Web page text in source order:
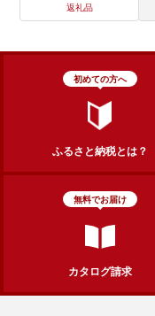
返礼品
初めての方へ
ふるさと納税とは？
無料でお届け
カタログ請求